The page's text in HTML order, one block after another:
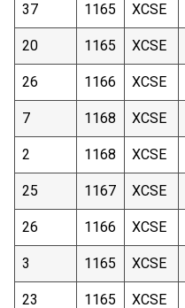
37 1165 XCSE
20 1165 XCSE
26 1166 XCSE
7 1168 XCSE
2 1168 XCSE
25 1167 XCSE
26 1166 XCSE
3 1165 XCSE
23 1165 XCSE